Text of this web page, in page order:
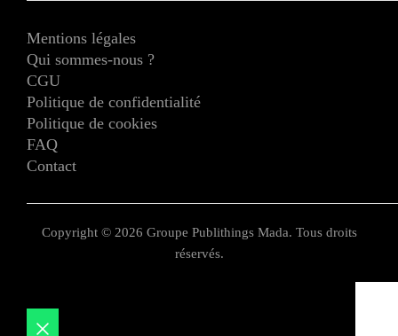
Mentions légales
Qui sommes-nous ?
CGU
Politique de confidentialité
Politique de cookies
FAQ
Contact
Copyright © 2026 Groupe Publithings Mada. Tous droits
réservés.